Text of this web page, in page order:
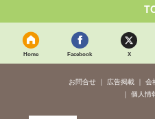
Home Facebook X
お問合せ 広告掲載 会
個人情